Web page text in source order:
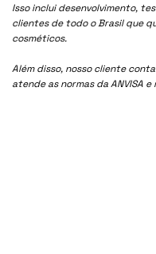
Isso inclui desenvolvimento,
clientes de todo o Brasil que
cosméticos.
Além disso, nosso cliente
atende as normas da ANVISA